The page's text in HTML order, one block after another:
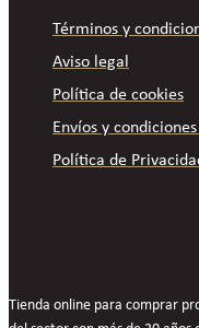
Términos y
Aviso legal
Política de cookies
Envíos y
Política de
Tienda online para comprar